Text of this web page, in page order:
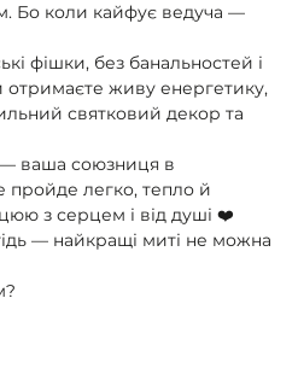
Бо коли кайфує ведуча —
фішки, без банальностей і
отримаєте живу енергетику,
святковий декор та
ваша союзниця в
пройде легко, тепло й
з серцем і від душі ❤️
— найкращі миті не можна